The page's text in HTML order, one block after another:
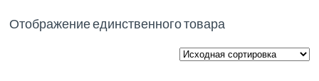
Отображение единственного товара